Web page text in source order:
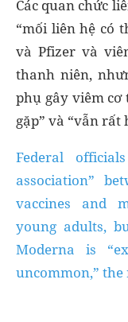
Các quan chức
“mối liên hệ có
và Pfizer và
thanh niên,
phụ gây viêm
gặp” và “vẫn rất
Federal
association”
vaccines and
young adults,
Moderna is
uncommon,”